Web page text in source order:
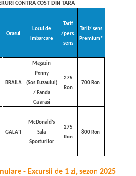
CONTRA COST DIN TARA
Orasul
Locul de
imbarcare
Tarif
/pers.
sens
Tarif/ sens
Premium*
BRAILA
Magazin
Penny
(Sos.Buzaului)
/ Panda
Calarasi
275
Ron
700 Ron
GALATI
McDonald’s
Sala
Sporturilor
275
Ron
800 Ron
- Excursii de 1 zi, sezon 2025